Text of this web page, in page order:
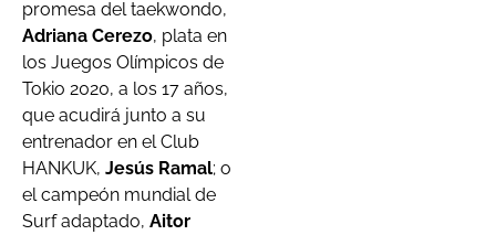
promesa del taekwondo,
Adriana Cerezo, plata en
los Juegos Olímpicos de
Tokio 2020, a los 17 años,
que acudirá junto a su
entrenador en el Club
HANKUK, Jesús Ramal; o
el campeón mundial de
Surf adaptado, Aitor